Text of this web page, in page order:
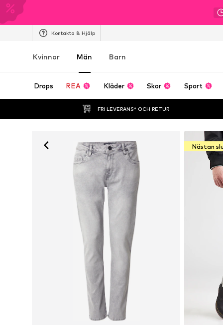
Kontakta & Hjälp
Kvinnor Män Barn
Drops REA Kläder Skor Sport
FRI LEVERANS* OCH RETUR
Nästan